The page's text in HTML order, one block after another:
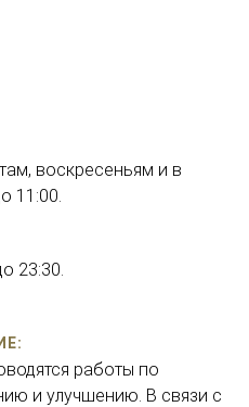
воскресеньям и в
11:00.
23:30.
работы по
и улучшению. В связи с